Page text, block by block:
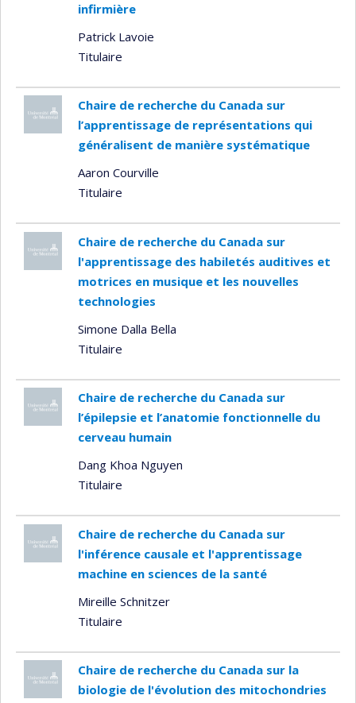
infirmière
Patrick Lavoie
Titulaire
Chaire de recherche du Canada sur
l’apprentissage de représentations qui
généralisent de manière systématique
Aaron Courville
Titulaire
Chaire de recherche du Canada sur
l'apprentissage des habiletés auditives et
motrices en musique et les nouvelles
technologies
Simone Dalla Bella
Titulaire
Chaire de recherche du Canada sur
l’épilepsie et l’anatomie fonctionnelle du
cerveau humain
Dang Khoa Nguyen
Titulaire
Chaire de recherche du Canada sur
l'inférence causale et l'apprentissage
machine en sciences de la santé
Mireille Schnitzer
Titulaire
Chaire de recherche du Canada sur la
biologie de l'évolution des mitochondries